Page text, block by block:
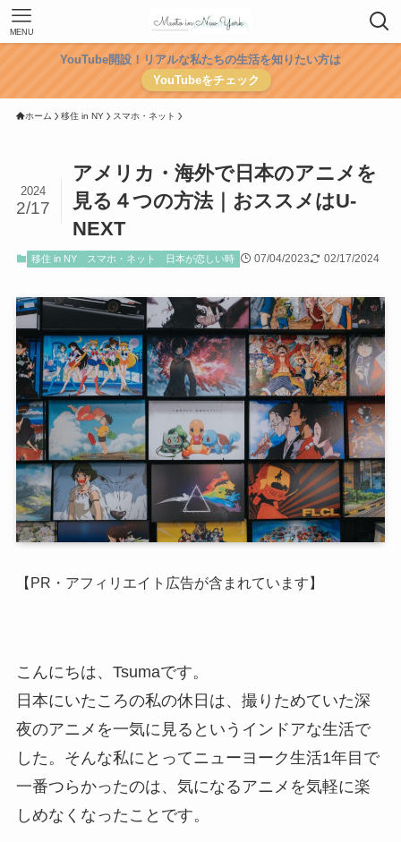
MENU
YouTube開設！リアルな私たちの生活を知りたい方は
YouTubeをチェック
ホーム 移住 in NY スマホ・ネット
アメリカ・海外で日本のアニメを
見る４つの方法｜おススメはU-
NEXT
2024
2/17
移住 in NY スマホ・ネット 日本が恋しい時 07/04/2023 02/17/2024
【PR・アフィリエイト広告が含まれています】
こんにちは、Tsumaです。
日本にいたころの私の休日は、撮りためていた深
夜のアニメを一気に見るというインドアな生活で
した。そんな私にとってニューヨーク生活1年目で
一番つらかったのは、気になるアニメを気軽に楽
しめなくなったことです。